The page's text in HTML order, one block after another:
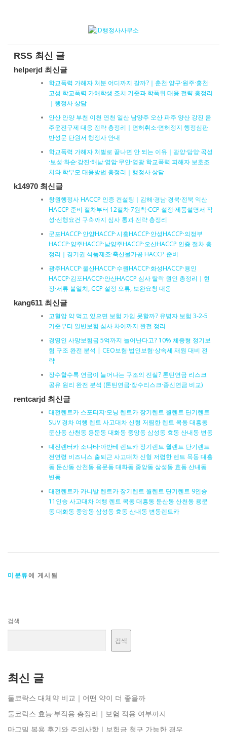
RSS 최신 글
helperjd 최신글
학교폭력 가해자 처분 어디까지 갈까?｜춘천·양구·원주·홍천·
고성 학교폭력 가해학생 조치 기준과 학폭위 대응 전략 총정리
｜행정사 상담
안산 안양 부천 이천 연천 일산 남양주 오산 파주 양산 강진 음
주운전구제 대응 전략 총정리｜면허취소·면허정지 행정심판
반성문 탄원서 행정사 안내
학교폭력 가해자 처벌로 끝나면 안 되는 이유｜광양·담양·곡성
·보성·화순·강진·해남·영암·무안·영광 학교폭력 피해자 보호조
치와 학부모 대응방법 총정리｜행정사 상담
k14970 최신글
창원행정사 HACCP 인증 컨설팅｜김해·경남·경북·전북 익산
HACCP 준비 절차부터 12절차·7원칙·CCP 설정·제품설명서 작
성·선행요건 구축까지 심사 통과 전략 총정리
군포HACCP·안양HACCP·시흥HACCP·안성HACCP·의정부
HACCP·양주HACCP·남양주HACCP·오산HACCP 인증 절차 총
정리｜경기권 식품제조·축산물가공 HACCP 준비
광주HACCP·울산HACCP·수원HACCP·화성HACCP·용인
HACCP·김포HACCP·안산HACCP 심사 탈락 원인 총정리｜현
장·서류 불일치, CCP 설정 오류, 보완요청 대응
kang611 최신글
고혈압 약 먹고 있으면 보험 가입 못할까? 유병자 보험 3-2-5
기준부터 일반보험 심사 차이까지 완전 정리
경영인 사망보험금 5억까지 늘어난다고? 10% 체증형 정기보
험 구조 완전 분석 | CEO보험·법인보험·상속세 재원 대비 전
략
장수할수록 연금이 늘어나는 구조의 진실? 톤틴연금 리스크
공유 원리 완전 분석 (톤틴연금·장수리스크·종신연금 비교)
rentcarjd 최신글
대전렌트카 스포티지·모닝 렌트카 장기렌트 월렌트 단기렌트
SUV 경차 여행 렌트 사고대차 신형 저렴한 렌트 목동 대흥동
둔산동 산천동 용문동 대화동 중앙동 삼성동 효동 산내동 변동
대전렌터카 소나타·아반테 렌트카 장기렌트 월렌트 단기렌트
전연령 비즈니스 출퇴근 사고대차 신형 저렴한 렌트 목동 대흥
동 둔산동 산천동 용문동 대화동 중앙동 삼성동 효동 산내동
변동
대전렌트카 카니발 렌트카 장기렌트 월렌트 단기렌트 9인승
11인승 사고대차 여행 렌트 목동 대흥동 둔산동 산천동 용문
동 대화동 중앙동 삼성동 효동 산내동 변동렌트카
미분류에 게시됨
검색
검색
최신 글
둘코락스 대체약 비교｜어떤 약이 더 좋을까
둘코락스 효능·부작용 총정리｜보험 적용 여부까지
마그밀 복용 후기와 주의사항｜보험금 청구 가능한 경우